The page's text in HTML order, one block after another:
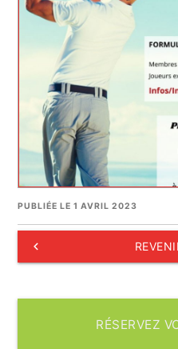
PUBLIÉE LE 1 AVRIL 2023
keyboard_arrow_left
RÉSERVEZ